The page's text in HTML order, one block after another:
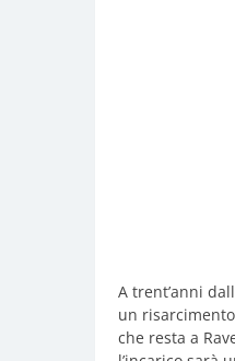
A trent’anni
un
che resta a